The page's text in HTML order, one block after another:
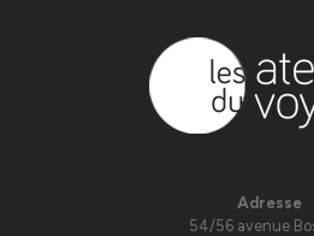
Adresse
54/56 avenue